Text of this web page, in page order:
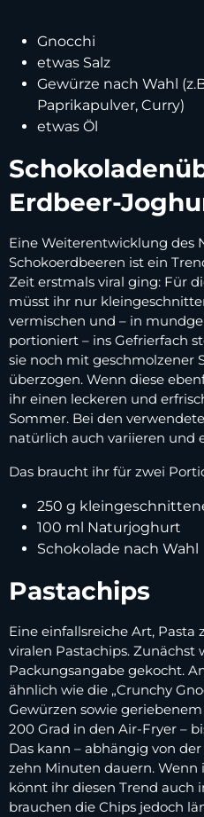
Gnocchi
etwas Salz
Gewürze nach Wahl
Paprikapulver, Curry)
etwas Öl
Erdbeer-
Eine Weiterentwicklung des
Schokoerdbeeren ist ein
Zeit erstmals viral ging: Für
müsst ihr nur
vermischen und – in
portioniert – ins Gefrierfach
sie noch mit geschmolzener
überzogen. Wenn diese
ihr einen leckeren und
Sommer. Bei den
natürlich auch variieren und
Das braucht ihr für zwei
250 g
100 ml Naturjoghurt
Schokolade nach Wahl
Pastachips
Eine einfallsreiche Art, Pasta
viralen Pastachips. Zunächst
Packungsangabe gekocht.
ähnlich wie die „Crunchy
Gewürzen sowie
200 Grad in den Air-Fryer –
Das kann – abhängig von
zehn Minuten dauern. Wenn
könnt ihr diesen Trend auch
brauchen die Chips jedoch